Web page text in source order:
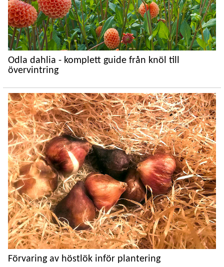
Odla dahlia - komplett guide från knöl till
övervintring
Förvaring av höstlök inför plantering